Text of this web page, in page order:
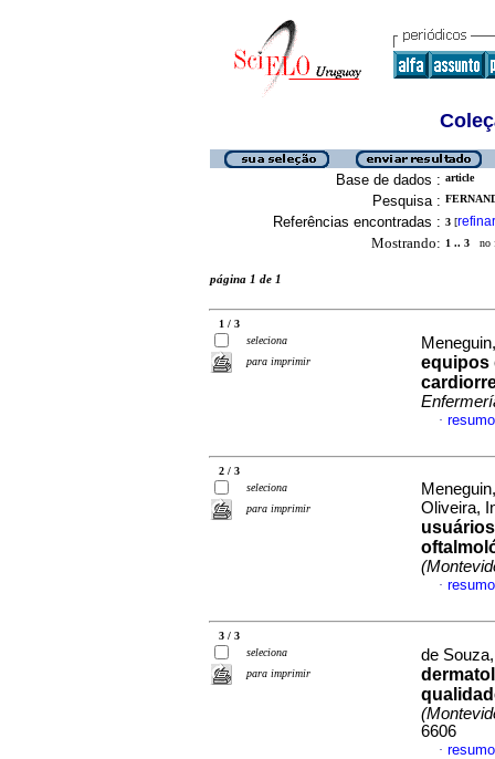
Base de dados : article
Pesquisa :
Referências encontradas : 3 [refinar
Mostrando: 1 .. 3 no
página 1 de 1
1 / 3
seleciona
para imprimir
equipos
·
2 / 3
seleciona
para imprimir
Oliveira,
·
3 / 3
seleciona
para imprimir
de
6606
·